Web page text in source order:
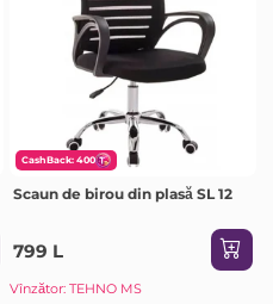
CashBack: 400
Scaun de birou din plasă SL 12
799 L
Vînzător: TEHNO MS